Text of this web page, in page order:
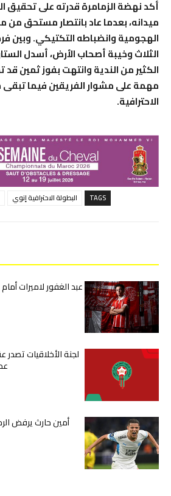
أكد نهضة الزمامرة قدرته على تحقيق
ميدانه، بعدما عاد بانتصار مستحق
الهجومية وانضباطه التكتيكي. وبين
الثلاث وخيبة أصحاب الأرض، أسدل
الكثير من الندية وانتهت بفوز ثمين
مهمة على مشوار الفريقين فيما
الاحترافية.
TAGS البطولة الاحترافية إنوي
عبد الغفور لاميرات
لجنة الأخلاقيات
أمين حارث يرفض